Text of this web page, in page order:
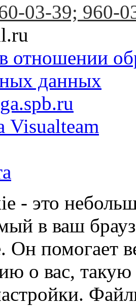
03-39; 960-
отношении
данных
Visualteam
- это
в ваш
Он помогает
о вас, такую